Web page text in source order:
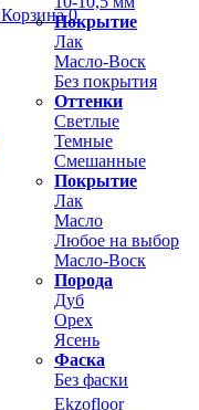
Покрытие
Лак
Масло-Воск
Без покрытия
Оттенки
Светлые
Темные
Смешанные
Покрытие
Лак
Масло
Любое на выбор
Масло-Воск
Порода
Дуб
Орех
Ясень
Фаска
Без фаски
Ekzofloor
Корзина 0